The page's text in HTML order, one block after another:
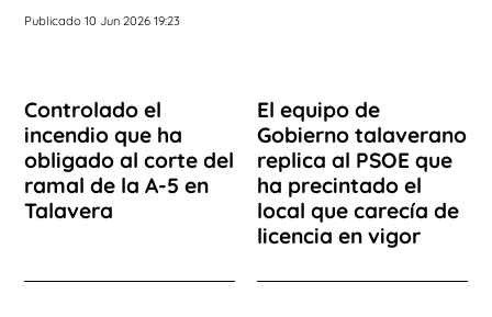
Publicado 10 Jun 2026 19:23
Controlado el
incendio que ha
obligado al corte del
ramal de la A-5 en
Talavera
El equipo de
Gobierno talaverano
replica al PSOE que
ha precintado el
local que carecía de
licencia en vigor